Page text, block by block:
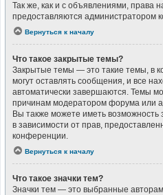
Так же, как и с объявлениями, права
предоставляются администратором
Вернуться к началу
Что такое закрытые темы?
Закрытые темы — это такие темы, в
могут оставлять сообщения, и все
автоматически завершаются. Темы
причинам модератором форума или
Вы также можете иметь
в зависимости от прав,
конференции.
Вернуться к началу
Что такое значки тем?
Значки тем — это выбранные